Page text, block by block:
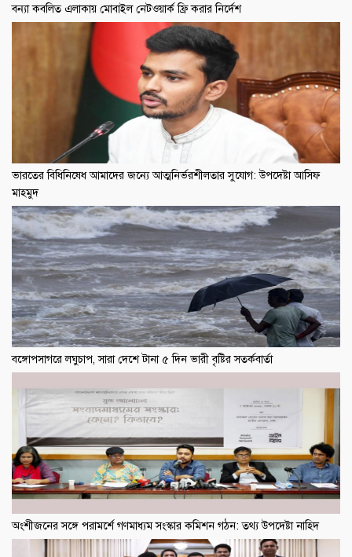
বন্যা কবলিত এলাকায় মোবাইল নেটওয়ার্ক ফ্রি করার নির্দেশ
ভারতের বিধিনিষেধ আমাদের জন্যে আত্মনির্ভরশীলতার সুযোগ: উপদেষ্টা আসিফ
মাহমুদ
বঙ্গোপসাগরে লঘুচাপ, সারা দেশে টানা ৫ দিন ভারী বৃষ্টির সতর্কবার্তা
অংশীজনের সঙ্গে পরামর্শে গণমাধ্যম সংস্কার কমিশন গঠন: তথ্য উপদেষ্টা নাহিদ